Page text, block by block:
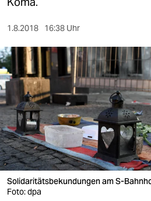
kultur
sport
berlin
nord
wahrheit
verlag
verlag
1.8.2018 16:38 Uhr
Solidaritätsbekundungen am S-
Foto: dpa